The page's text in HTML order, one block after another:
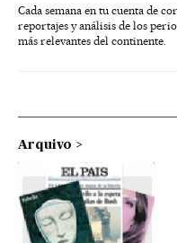
Cada semana en tu cuenta de
reportajes y análisis de los
más relevantes del continente.
Arquivo